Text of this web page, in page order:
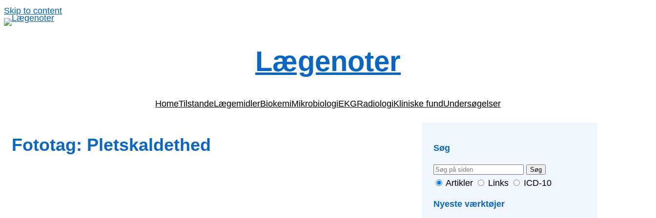
Skip to contentSpring
Lægenoter
HomeTilstandeLægemidlerBiokemiMikrobiologiEKGRadiologiKliniske fundUndersøgelser
Fototag: Pletskaldethed Søg
Søg
Artikler Links ICD-10
Nyeste værktøjer